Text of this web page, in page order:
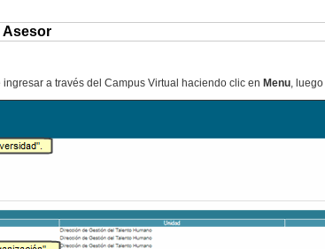
Asesor
a través del Campus Virtual haciendo clic en Menu, luego